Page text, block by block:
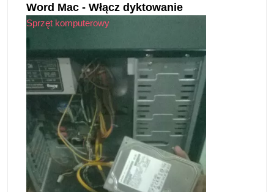
Word Mac - Włącz dyktowanie
Sprzęt komputerowy